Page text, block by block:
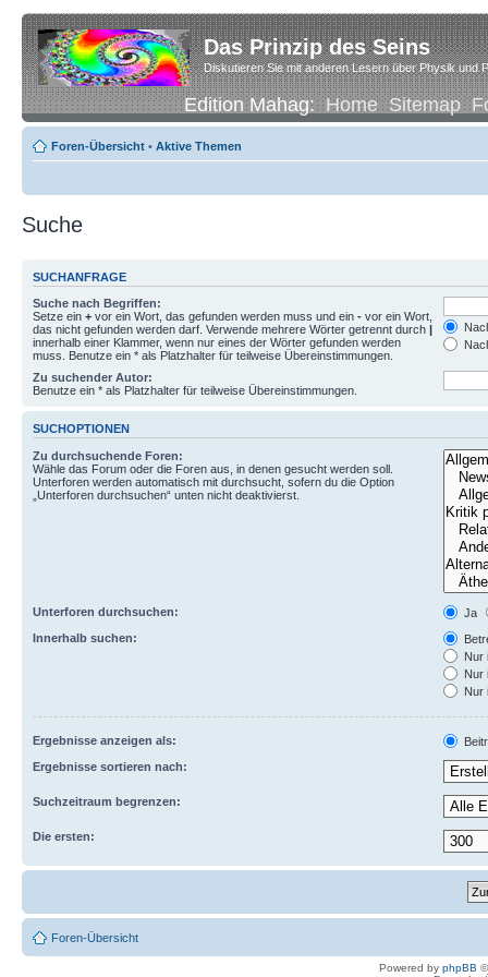
Das Prinzip des Seins
Diskutieren Sie mit anderen Lesern über Physik und
Edition Mahag:Home Sitemap
Foren-Übersicht • Aktive Themen
Suche
SUCHANFRAGE
Suche nach Begriffen:
Setze ein + vor ein Wort, das gefunden werden muss und ein - vor ein Wort,
das nicht gefunden werden darf. Verwende mehrere Wörter getrennt durch |
innerhalb einer Klammer, wenn nur eines der Wörter gefunden werden
muss. Benutze ein * als Platzhalter für teilweise Übereinstimmungen.
Zu suchender Autor:
Benutze ein * als Platzhalter für teilweise Übereinstimmungen.
SUCHOPTIONEN
Zu durchsuchende Foren:
Wähle das Forum oder die Foren aus, in denen gesucht werden soll.
Unterforen werden automatisch mit durchsucht, sofern du die Option
„Unterforen durchsuchen“ unten nicht deaktivierst.
Unterforen durchsuchen:
Ja
Innerhalb suchen:
Nur
Nur
Nur
Ergebnisse anzeigen als:
Ergebnisse sortieren nach:
Suchzeitraum begrenzen:
Die ersten:
Foren-Übersicht
Powered by phpBB